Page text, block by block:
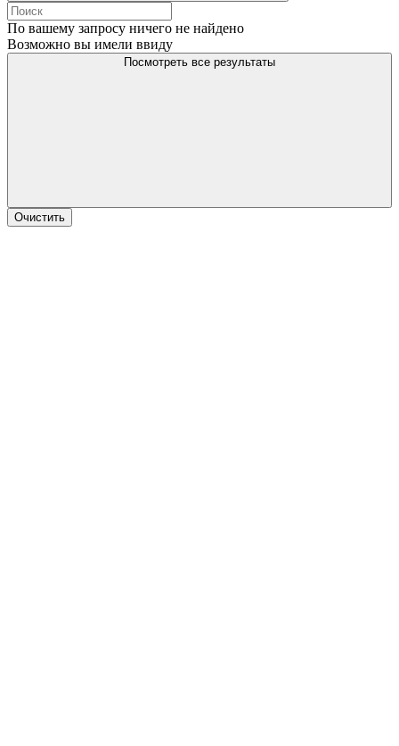
По вашему запросу ничего не найдено
Возможно вы имели ввиду
Посмотреть все результаты
Очистить